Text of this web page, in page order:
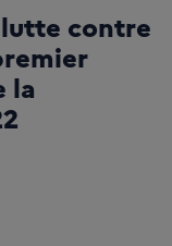
contre
la